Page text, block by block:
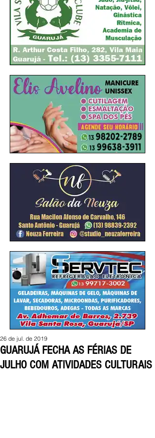
GUARUJÁ FECHA AS FÉRIAS DE
JULHO COM ATIVIDADES CULTURAIS
26 de jul. de 2019